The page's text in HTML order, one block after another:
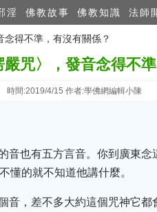
淫 佛教故事 佛教知識 法師
得不準，有沒有關係？
咒〉，發音念得不
時間:2019/4/15 作者:學佛網編輯小陳
音也有五方言音。你到廣東
懂的就不知道他講什麼。
音，差不多大約這個咒神它